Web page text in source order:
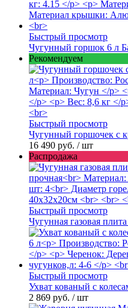
Быстрый просмотр
Чугунный горшок 6 л
Рекомендуем
Быстрый просмотр
Чугунный горшочек с
16 490 руб. / шт
Распродажа
Быстрый просмотр
Чугунная газовая
Быстрый просмотр
Ухват кованый с
2 869 руб. / шт